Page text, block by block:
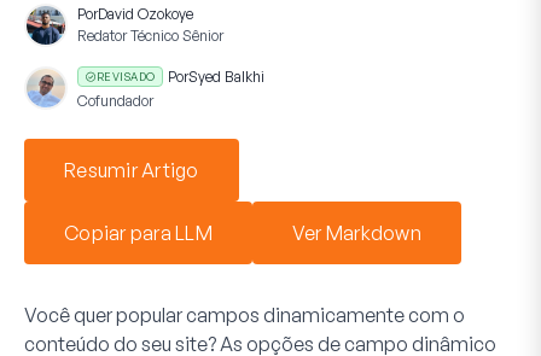
PorDavid Ozokoye
Redator Técnico Sênior
REVISADO PorSyed Balkhi
Cofundador
Resumir Artigo
Copiar para LLM Ver Markdown
Você quer popular campos dinamicamente com o
conteúdo do seu site? As opções de campo dinâmico